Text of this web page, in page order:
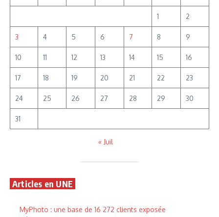
1 2
3 4 5 6 7 8 9
10 11 12 13 14 15 16
17 18 19 20 21 22 23
24 25 26 27 28 29 30
31
« Juil
Articles en UNE
MyPhoto : une base de 16 272 clients exposée